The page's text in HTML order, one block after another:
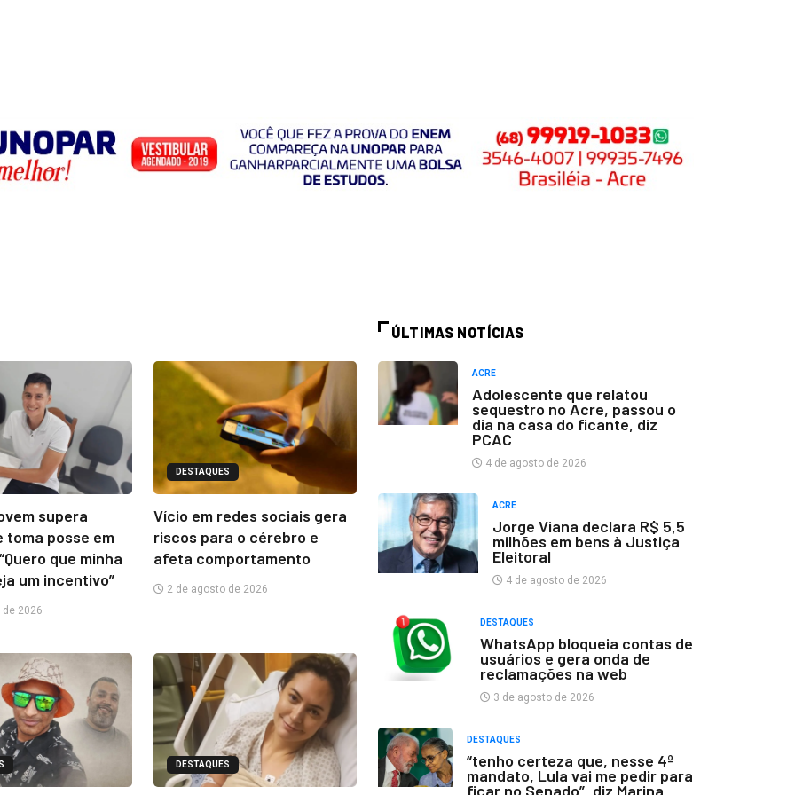
supera
toma posse em
que minha
um incentivo”
2026
DESTAQUES
Vício em redes sociais gera
riscos para o cérebro e
afeta comportamento
2 de agosto de 2026
DESTAQUES
ÚLTIMAS NOTÍCIAS
ACRE
Adolescente que relatou
sequestro no Acre, passou o
dia na casa do ficante, diz
PCAC
4 de agosto de 2026
ACRE
Jorge Viana declara R$ 5,5
milhões em bens à Justiça
Eleitoral
4 de agosto de 2026
DESTAQUES
WhatsApp bloqueia contas de
usuários e gera onda de
reclamações na web
3 de agosto de 2026
DESTAQUES
“tenho certeza que, nesse 4º
mandato, Lula vai me pedir para
ficar no Senado”, diz Marina